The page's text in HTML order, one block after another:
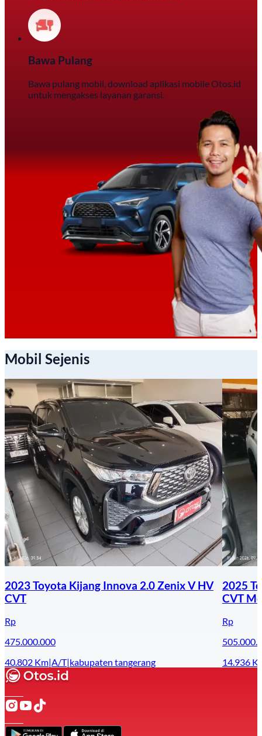
Bawa Pulang
Bawa pulang mobil, download aplikasi mobile Otos.id
untuk mengakses layanan garansi.
Mobil Sejenis
2023 Toyota Kijang Innova 2.0 Zenix V HV
CVT
Rp
475.000.000
40.802 Km|A/T|kabupaten tangerang
2025
CVT
Rp
14.936